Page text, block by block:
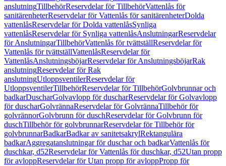
anslutningTillbehörReservdelar för TillbehörVattenlås för
sanitärenheterReservdelar för Vattenlås för sanitärenheterDolda
vattenlåsReservdelar för Dolda vattenlåsSynliga
vattenlåsReservdelar för Synliga vattenlåsAnslutningarReservdelar
för AnslutningarTillbehörVattenlås för tvättställReservdelar för
Vattenlås för tvättställVattenlåsReservdelar för
VattenlåsAnslutningsböjarReservdelar för AnslutningsböjarRak
anslutningReservdelar för Rak
anslutningUtloppsventilerReservdelar för
UtloppsventilerTillbehörReservdelar för TillbehörGolvbrunnar och
badkarDuscharGolvavlopp för duscharReservdelar för Golvavlopp
för duscharGolvrännaReservdelar för GolvrännaTillbehör för
golvrännorGolvbrunn för duschReservdelar för Golvbrunn för
duschTillbehör för golvbrunnarReservdelar för Tillbehör för
golvbrunnarBadkarBadkar av sanitetsakrylRektangulära
badkarAggregatanslutningar för duschar och badkarVattenlås för
duschkar, d52Reservdelar för Vattenlås för duschkar, d52Utan propp
för avloppReservdelar för Utan propp för avloppPropp för